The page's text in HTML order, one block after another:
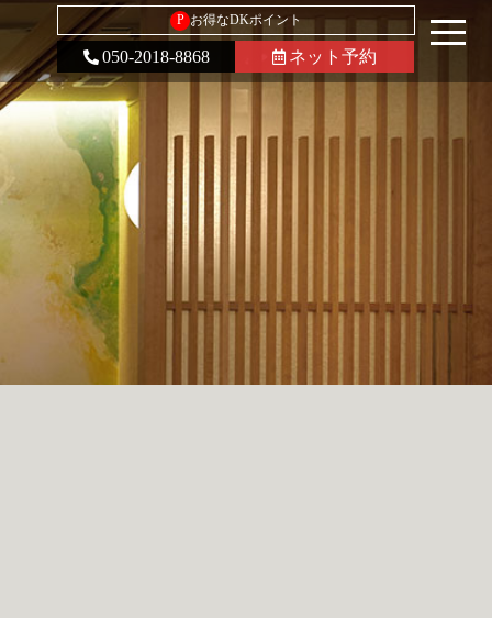
P お得なDKポイント
050-2018-8868 ネット予約